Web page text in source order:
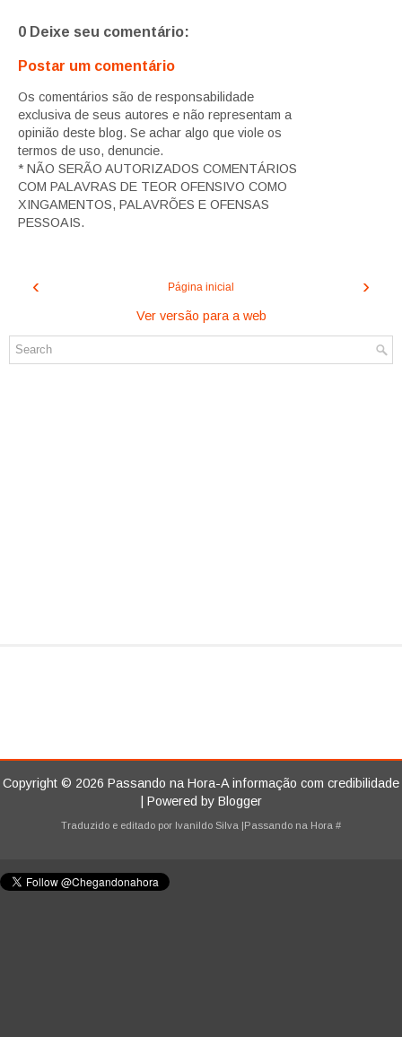
0 Deixe seu comentário:
Postar um comentário
Os comentários são de responsabilidade
exclusiva de seus autores e não representam a
opinião deste blog. Se achar algo que viole os
termos de uso, denuncie.
* NÃO SERÃO AUTORIZADOS COMENTÁRIOS
COM PALAVRAS DE TEOR OFENSIVO COMO
XINGAMENTOS, PALAVRÕES E OFENSAS
PESSOAIS.
‹ ›
Página inicial
Ver versão para a web
Copyright © 2026 Passando na Hora-A informação com credibilidade
| Powered by Blogger
Traduzido e editado por Ivanildo Silva |Passando na Hora #